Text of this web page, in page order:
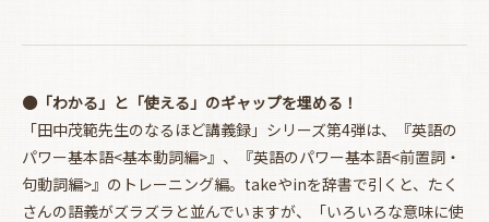
●「わかる」と「使える」のギャップを埋める！
「田中茂範先生のなるほど講義録」シリーズ第4弾は、『英語の
パワー基本語<基本動詞編>』、『英語のパワー基本語<前置詞・
句動詞編>』のトレーニング編。takeやinを辞書で引くと、たく
さんの語義がズラズラと並んでいますが、「いろいろな意味に使